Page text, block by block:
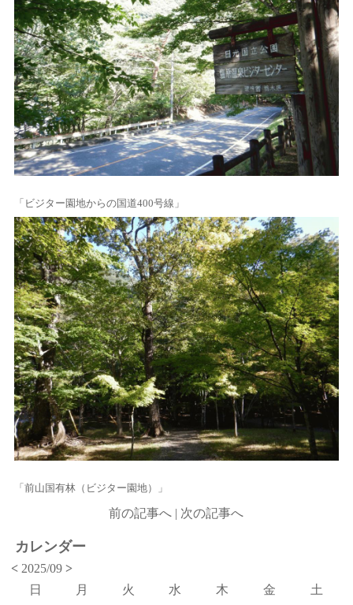
「ビジター園地からの国道400号線」
「前山国有林（ビジター園地）」
前の記事へ | 次の記事へ
カレンダー
< 2025/09>
日
月 火 水 木 金
土